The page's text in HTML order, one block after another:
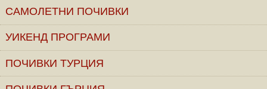
САМОЛЕТНИ ПОЧИВКИ
УИКЕНД ПРОГРАМИ
ПОЧИВКИ ТУРЦИЯ